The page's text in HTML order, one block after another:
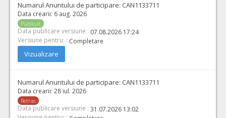
Numarul Anuntului de participare: CAN1133711
Data crearii: 6 aug. 2026
Publicat
Data publicare versiune : 07.08.2026 17:24
Versiune pentru: : Completare
Vizualizare
Numarul Anuntului de participare: CAN1133711
Data crearii: 28 iul. 2026
Retras
Data publicare versiune : 31.07.2026 13:02